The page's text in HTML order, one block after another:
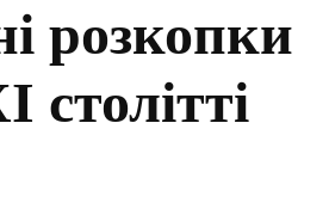
розкопки
столітті